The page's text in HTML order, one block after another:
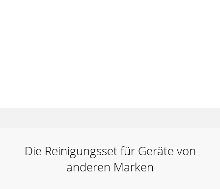
Die Reinigungsset für Geräte von
anderen Marken